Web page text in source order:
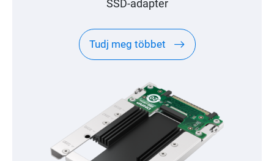
SSD-adapter
Tudj meg többet